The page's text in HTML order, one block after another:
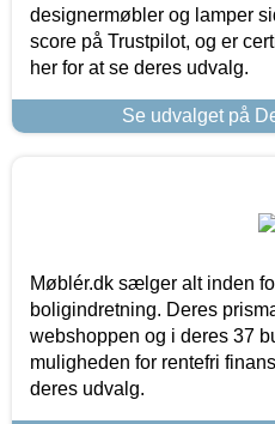
designermøbler og lamper
score på Trustpilot, og er
her for at se deres udvalg.
Se udvalget på
Møblér.dk sælger alt inden
boligindretning. Deres
webshoppen og i deres 37
muligheden for rentefri
deres udvalg.